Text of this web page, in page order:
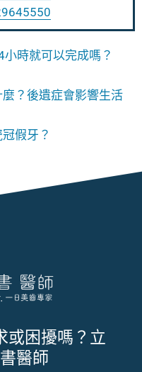
時就可以完成嗎？
？後遺症會影響生活
假牙？
或困擾嗎？立
醫師